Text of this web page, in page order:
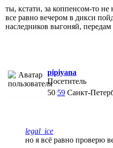
ты, кстати, за коппенсом-то
все равно вечером в дикси
наследников выгоняй, передам
pipiyana
Посетитель
50 59 Санкт-
legal_ice
но я всё равно проверю